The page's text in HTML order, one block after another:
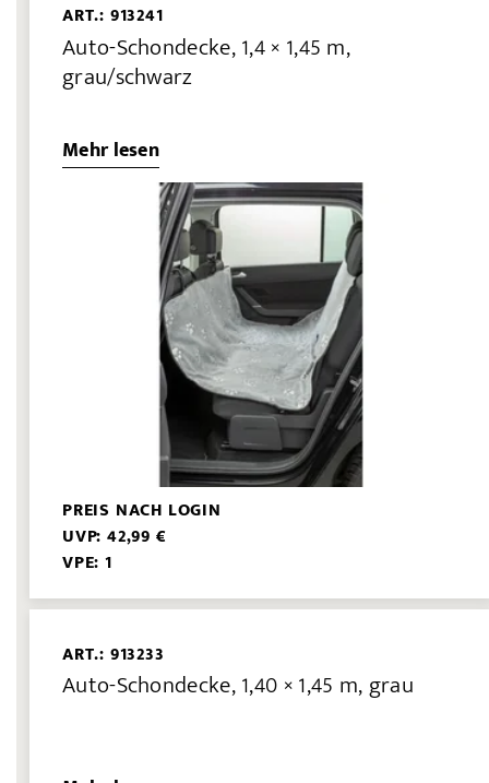
ART.: 913241
Auto-Schondecke, 1,4 × 1,45 m,
grau/schwarz
Mehr lesen
PREIS NACH LOGIN
UVP: 42,99 €
VPE: 1
ART.: 913233
Auto-Schondecke, 1,40 × 1,45 m, grau